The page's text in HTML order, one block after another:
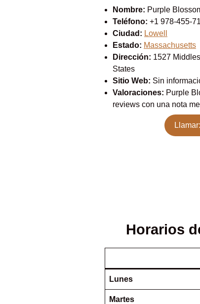
Nombre: Purple
Teléfono: +1 978-455-
Ciudad: Lowell
Estado: Massachusetts
Dirección: 1527
States
Sitio Web: Sin
Valoraciones: Purple
reviews con una nota
Horarios
Lunes
Martes